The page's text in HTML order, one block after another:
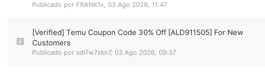
Publicado por FRANK1x 03 Ago 2026, 11:47
[Verified] Temu Coupon Code 30% Off [ALD911505] For New
Customers
Publicado por xdi7w7zkn7, 03 Ago 2026, 09:37